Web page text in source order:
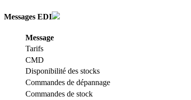
Messages EDI
Message
Tarifs
CMD
Disponibilité des stocks
Commandes de dépannage
Commandes de stock